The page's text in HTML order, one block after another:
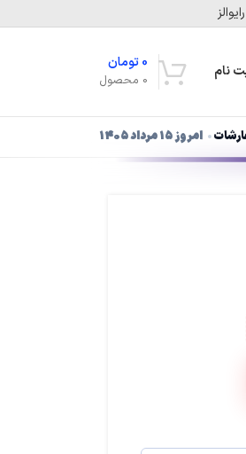
نام 0 محصول
0تومان
امروز ۱۵ مرداد ۱۴۰۵